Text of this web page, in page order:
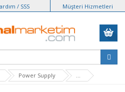
/ SSS Müşteri Hizmetleri
Power Supply